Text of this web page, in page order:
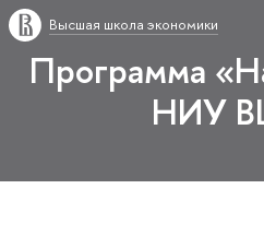
Высшая школа экономики
Программа
НИУ